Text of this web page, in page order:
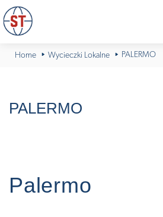
Home Wycieczki Lokalne PALERMO
PALERMO
Palermo